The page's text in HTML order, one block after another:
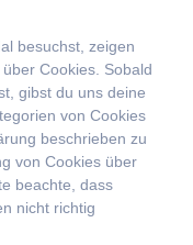
besuchst, zeigen
Cookies. Sobald
gibst du uns deine
von Cookies
beschrieben zu
von Cookies über
beachte, dass
nicht richtig